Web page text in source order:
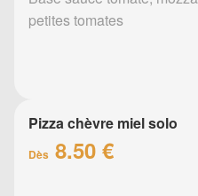
petites tomates
Pizza chèvre miel solo
Dès 8.50 €